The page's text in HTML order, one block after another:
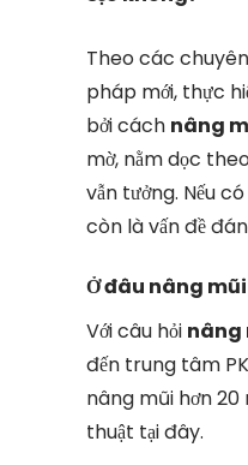
Theo các
pháp mới, thực
bởi cách nâng
mờ, nằm dọc
vẫn tưởng. Nếu
còn là vấn đề
Ở đâu nâng
Với câu hỏi nâng
đến trung tâm
nâng mũi hơn
thuật tại đây.